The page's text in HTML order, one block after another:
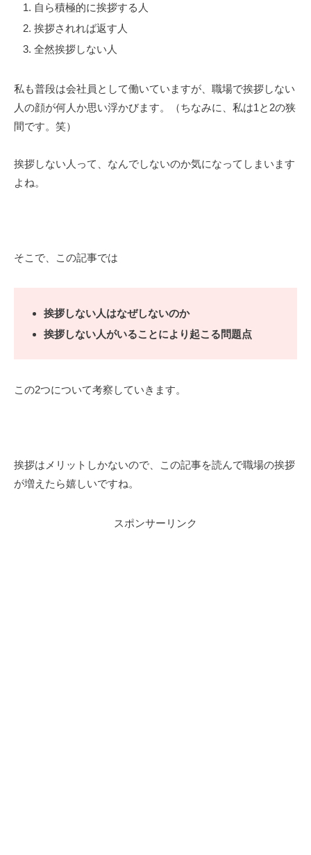
自ら積極的に挨拶する人
挨拶されれば返す人
全然挨拶しない人
私も普段は会社員として働いていますが、職場で挨拶しない
人の顔が何人か思い浮かびます。（ちなみに、私は1と2の狭
間です。笑）
挨拶しない人って、なんでしないのか気になってしまいます
よね。
そこで、この記事では
挨拶しない人はなぜしないのか
挨拶しない人がいることにより起こる問題点
この2つについて考察していきます。
挨拶はメリットしかないので、この記事を読んで職場の挨拶
が増えたら嬉しいですね。
スポンサーリンク